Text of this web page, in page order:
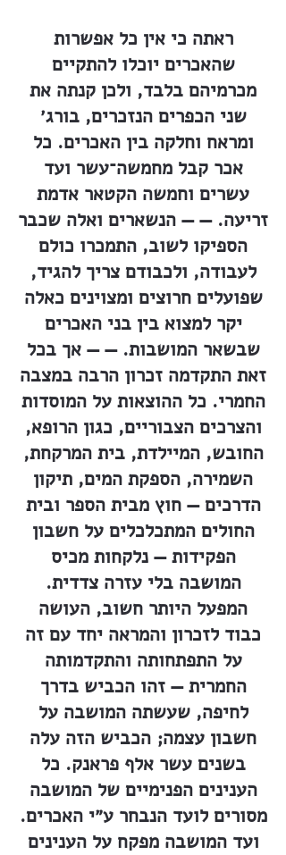
ראתה כי אין כל אפשרות
שהאכרים יוכלו להתקיים
מכרמיהם בלבד, ולכן קנתה את
שני הכפרים הנזכרים, בורג׳
ומראח וחלקה בין האכרים. כל
אכר קבל מחמשה־עשר ועד
עשרים וחמשה הקטאר אדמת
זריעה. — — הנשארים ואלה שכבר
הספיקו לשוב, התמכרו כולם
לעבודה, ולכבודם צריך להגיד,
שפועלים חרוצים ומצוינים כאלה
יקר למצוא בין בני האכרים
שבשאר המושבות. — — אך בכל
זאת התקדמה זכרון הרבה במצבה
החמרי. כל ההוצאות על המוסדות
והצרכים הצבוריים, כגון הרופא,
החובש, המיילדת, בית המרקחת,
השמירה, הספקת המים, תיקון
הדרכים — חוץ מבית הספר ובית
החולים המתכלכלים על חשבון
הפקידות — נלקחות מכיס
המושבה בלי עזרה צדדית.
המפעל היותר חשוב, העושה
כבוד לזכרון והמראה יחד עם זה
על התפתחותה והתקדמותה
החמרית — זהו הכביש בדרך
לחיפה, שעשתה המושבה על
חשבון עצמה; הכביש הזה עלה
בשנים עשר אלף פראנק. כל
הענינים הפנימיים של המושבה
מסורים לועד הנבחר ע״י האכרים.
ועד המושבה מפקח על הענינים